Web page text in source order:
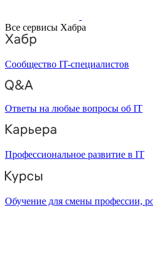
Все сервисы Хабра
Сообщество IT-специалистов
Ответы на любые вопросы об IT
Профессиональное развитие в IT
Обучение для смены профессии,